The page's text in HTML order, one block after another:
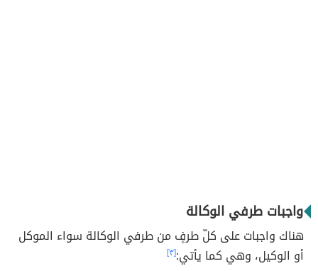
واجبات طرفي الوكالة
هناك واجبات على كلّ طرفٍ من طرفي الوكالة سواء الموكل
أو الوكيل، وهي كما يأتي:[٣]